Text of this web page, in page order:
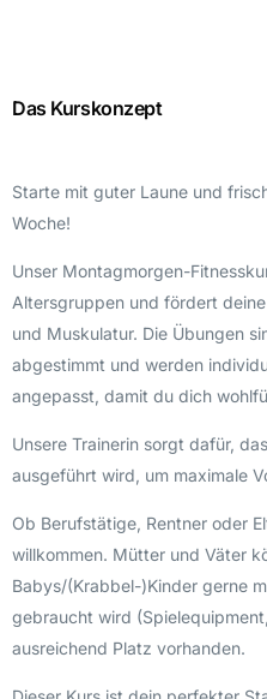
Das Kurskonzept
Starte mit guter Laune und
Woche!
Unser Montagmorgen-
Altersgruppen und fördert
und Muskulatur. Die Übungen
abgestimmt und werden
angepasst, damit du dich
Unsere Trainerin sorgt dafür,
ausgeführt wird, um maximale
Ob Berufstätige, Rentner oder
willkommen. Mütter und Väter
Babys/(Krabbel-)Kinder gerne
gebraucht wird
ausreichend Platz vorhanden.